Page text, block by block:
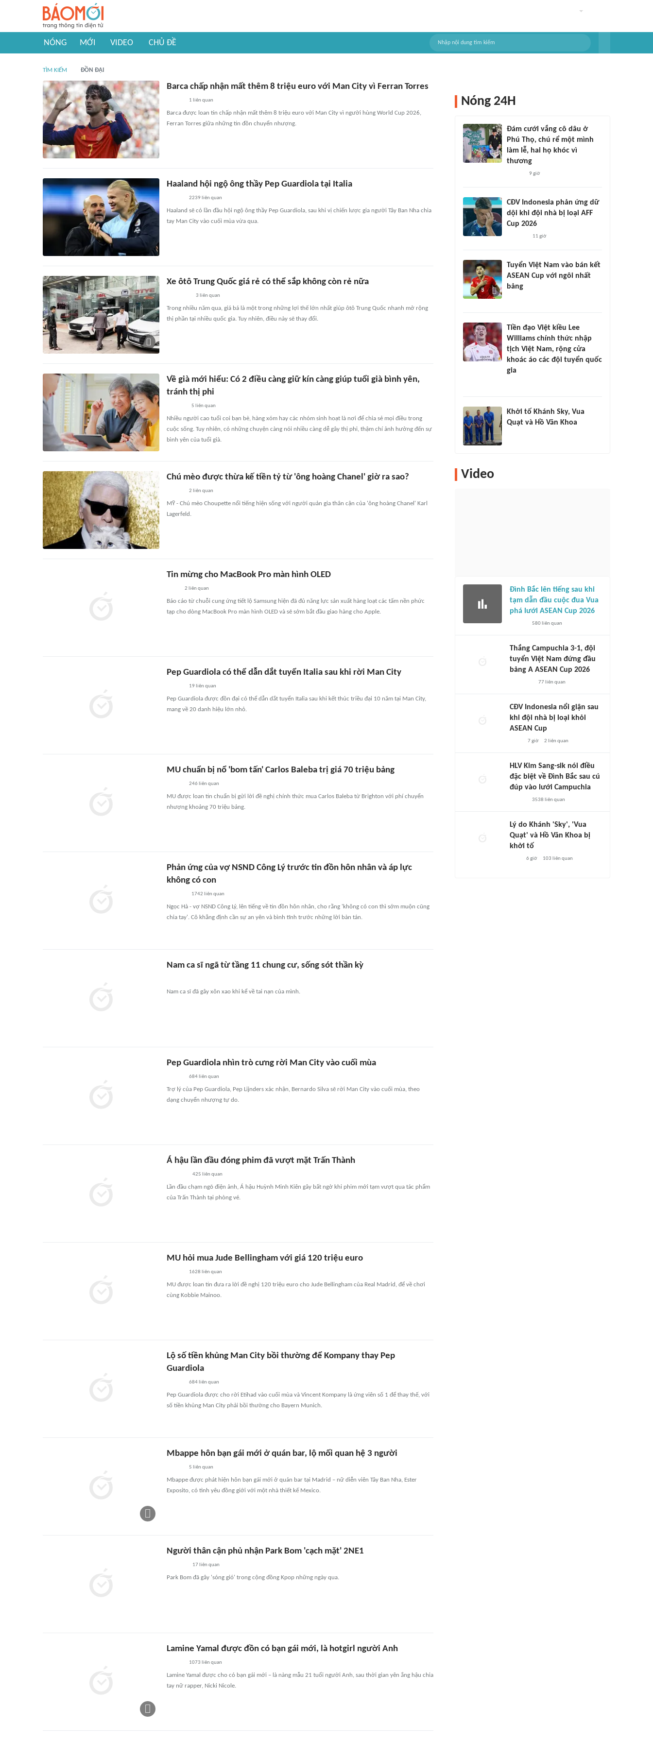
NÓNG MỚI VIDEO CHỦ ĐỀ
TÌM KIẾM ĐỒN ĐẠI
Barca chấp nhận mất thêm 8 triệu euro với Man City vì Ferran Torres
1 liên quan
Barca được loan tin chấp nhận mất thêm 8 triệu euro với Man City vì người hùng World Cup 2026,
Ferran Torres giữa những tin đồn chuyển nhượng.
Haaland hội ngộ ông thầy Pep Guardiola tại Italia
2239 liên quan
Haaland sẽ có lần đầu hội ngộ ông thầy Pep Guardiola, sau khi vị chiến lược gia người Tây Ban Nha chia
tay Man City vào cuối mùa vừa qua.
Xe ôtô Trung Quốc giá rẻ có thể sắp không còn rẻ nữa
3 liên quan
Trong nhiều năm qua, giá bá là một trong những lợi thế lớn nhất giúp ôtô Trung Quốc nhanh mở rộng
thị phần tại nhiều quốc gia. Tuy nhiên, điều này sẽ thay đổi.
Về già mới hiểu: Có 2 điều càng giữ kín càng giúp tuổi già bình yên,
tránh thị phi
5 liên quan
Nhiều người cao tuổi coi bạn bè, hàng xóm hay các nhóm sinh hoạt là nơi để chia sẻ mọi điều trong
cuộc sống. Tuy nhiên, có những chuyện càng nói nhiều càng dễ gây thị phi, thậm chí ảnh hưởng đến sự
bình yên của tuổi già.
Chú mèo được thừa kế tiền tỷ từ 'ông hoàng Chanel' giờ ra sao?
2 liên quan
MỸ - Chú mèo Choupette nổi tiếng hiện sống với người quản gia thân cận của 'ông hoàng Chanel' Karl
Lagerfeld.
Tin mừng cho MacBook Pro màn hình OLED
2 liên quan
Báo cáo từ chuỗi cung ứng tiết lộ Samsung hiện đã đủ năng lực sản xuất hàng loạt các tấm nền phức
tạp cho dòng MacBook Pro màn hình OLED và sẽ sớm bắt đầu giao hàng cho Apple.
Pep Guardiola có thể dẫn dắt tuyển Italia sau khi rời Man City
19 liên quan
Pep Guardiola được đồn đại có thể dẫn dắt tuyển Italia sau khi kết thúc triều đại 10 năm tại Man City,
mang về 20 danh hiệu lớn nhỏ.
MU chuẩn bị nổ 'bom tấn' Carlos Baleba trị giá 70 triệu bảng
246 liên quan
MU được loan tin chuẩn bị gửi lời đề nghị chính thức mua Carlos Baleba từ Brighton với phí chuyển
nhượng khoảng 70 triệu bảng.
Phản ứng của vợ NSND Công Lý trước tin đồn hôn nhân và áp lực
không có con
1742 liên quan
Ngọc Hà - vợ NSND Công Lý, lên tiếng về tin đồn hôn nhân, cho rằng 'không có con thì sớm muộn cũng
chia tay'. Cô khẳng định cần sự an yên và bình tĩnh trước những lời bàn tán.
Nam ca sĩ ngã từ tầng 11 chung cư, sống sót thần kỳ
Nam ca sĩ đã gây xôn xao khi kể về tai nạn của mình.
Pep Guardiola nhìn trò cưng rời Man City vào cuối mùa
684liên quan
Trợ lý của Pep Guardiola, Pep Lijnders xác nhận, Bernardo Silva sẽ rời Man City vào cuối mùa, theo
dạng chuyển nhượng tự do.
Á hậu lần đầu đóng phim đã vượt mặt Trấn Thành
425 liên quan
Lần đầu chạm ngõ điện ảnh, Á hậu Huỳnh Minh Kiên gây bất ngờ khi phim mới tạm vượt qua tác phẩm
của Trấn Thành tại phòng vé.
MU hỏi mua Jude Bellingham với giá 120 triệu euro
1628 liên quan
MU được loan tin đưa ra lời đề nghị 120 triệu euro cho Jude Bellingham của Real Madrid, để về chơi
cùng Kobbie Mainoo.
Lộ số tiền khủng Man City bồi thường để Kompany thay Pep
Guardiola
684liên quan
Pep Guardiola được cho rời Etihad vào cuối mùa và Vincent Kompany là ứng viên số 1 để thay thế, với
số tiền khủng Man City phải bồi thường cho Bayern Munich.
Mbappe hôn bạn gái mới ở quán bar, lộ mối quan hệ 3 người
5 liên quan
Mbappe được phát hiện hôn bạn gái mới ở quán bar tại Madrid – nữ diễn viên Tây Ban Nha, Ester
Exposito, có tình yêu đồng giới với một nhà thiết kế Mexico.
Người thân cận phủ nhận Park Bom 'cạch mặt' 2NE1
17liên quan
Park Bom đã gây 'sóng gió' trong cộng đồng Kpop những ngày qua.
Lamine Yamal được đồn có bạn gái mới, là hotgirl người Anh
1073 liên quan
Lamine Yamal được cho có bạn gái mới – là nàng mẫu 21 tuổi người Anh, sau thời gian yên ắng hậu chia
tay nữ rapper, Nicki Nicole.
Nóng 24H
Đám cưới vắng cô dâu ở
Phú Thọ, chú rể một mình
làm lễ, hai họ khóc vì
thương
9 giờ
CĐV Indonesia phản ứng dữ
dội khi đội nhà bị loại AFF
Cup 2026
11 giờ
Tuyển Việt Nam vào bán kết
ASEAN Cup với ngôi nhất
bảng
Tiền đạo Việt kiều Lee
Williams chính thức nhập
tịch Việt Nam, rộng cửa
khoác áo các đội tuyển quốc
gia
Khởi tố Khánh Sky, Vua
Quạt và Hồ Văn Khoa
Video
Đình Bắc lên tiếng sau khi
tạm dẫn đầu cuộc đua Vua
phá lưới ASEAN Cup 2026
580liên quan
Thắng Campuchia 3-1, đội
tuyển Việt Nam đứng đầu
bảng A ASEAN Cup 2026
77liên quan
CĐV Indonesia nổi giận sau
khi đội nhà bị loại khỏi
ASEAN Cup
7 giờ 2 liên quan
HLV Kim Sang-sik nói điều
đặc biệt về Đình Bắc sau cú
đúp vào lưới Campuchia
3538 liên quan
Lý do Khánh 'Sky', 'Vua
Quạt' và Hồ Văn Khoa bị
khởi tố
6 giờ 103 liên quan